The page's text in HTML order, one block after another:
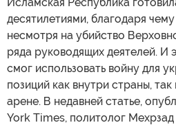
десятилетиями, благодаря
несмотря на убийство
ряда руководящих деятелей. И
смог использовать войну для
позиций как внутри страны,
арене. В недавней статье,
York Times, политолог